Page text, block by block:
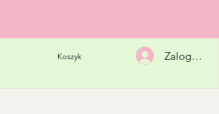
Koszyk Zaloguj się